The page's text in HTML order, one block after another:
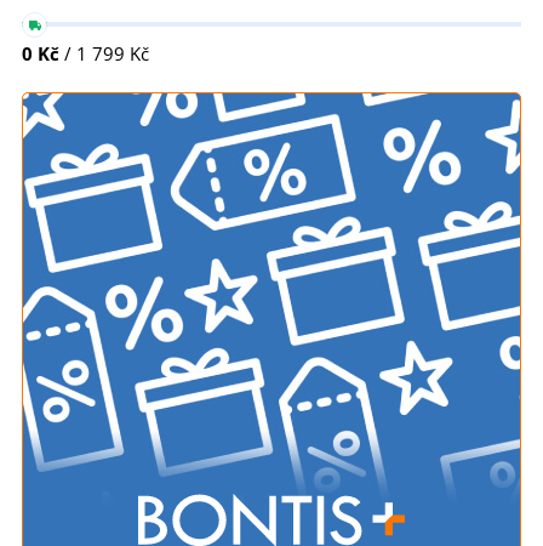
0 Kč / 1 799 Kč